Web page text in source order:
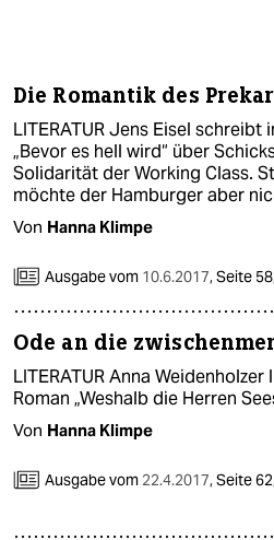
Die Romantik des
LITERATUR Jens Eisel schreibt
„Bevor es hell wird“ über
Solidarität der Working Class.
möchte der Hamburger aber
Von Hanna Klimpe
Ausgabe vom 10.6.2017,Seite
Ode an die
LITERATUR Anna
Roman „Weshalb die Herren
Von Hanna Klimpe
Ausgabe vom 22.4.2017,Seite